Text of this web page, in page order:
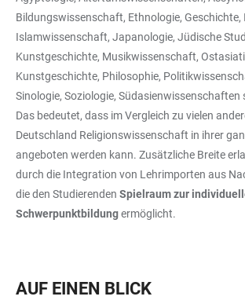
Bildungswissenschaft, Ethnologie, Geschichte,
Islamwissenschaft, Japanologie, Jüdische
Kunstgeschichte, Musikwissenschaft,
Kunstgeschichte, Philosophie,
Sinologie, Soziologie, Südasienwissenschaften
Das bedeutet, dass im Vergleich zu vielen
Deutschland Religionswissenschaft in ihrer
angeboten werden kann. Zusätzliche Breite
durch die Integration von Lehrimporten aus
die den Studierenden Spielraum zur
Schwerpunktbildungermöglicht.
AUF EINEN BLICK